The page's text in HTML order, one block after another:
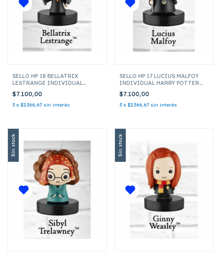
SELLO HP 18 BELLATRIX
LESTRANGE INDIVIDUAL
$7.100,00
3 x $2.366,67 sin interés
SELLO HP 17 LUCIUS MALFOY
INDIVIDUAL HARRY POTTER
$7.100,00
3 x $2.366,67 sin interés
Sin stock Sin stock